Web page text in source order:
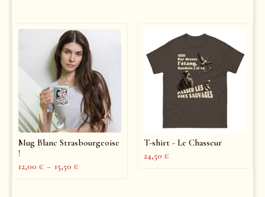
Mug Blanc Strasbourgeoise
!
12,00 € – 15,50 €
T-shirt - Le Chasseur
24,50 €